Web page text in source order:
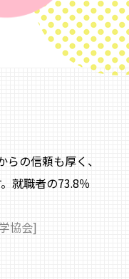
の信頼も厚く、
就職者の73.8％
協会]